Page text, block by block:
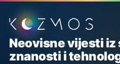
Podnožje stranice
Neovisne vijesti iz
znanosti i